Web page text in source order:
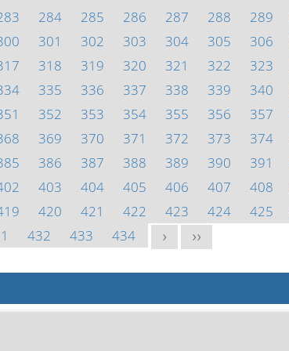
284 285 286 287 288 289
301 302 303 304 305 306
318 319 320 321 322 323
335 336 337 338 339 340
352 353 354 355 356 357
369 370 371 372 373 374
386 387 388 389 390 391
403 404 405 406 407 408
420 421 422 423 424 425
432 433 434 > >>